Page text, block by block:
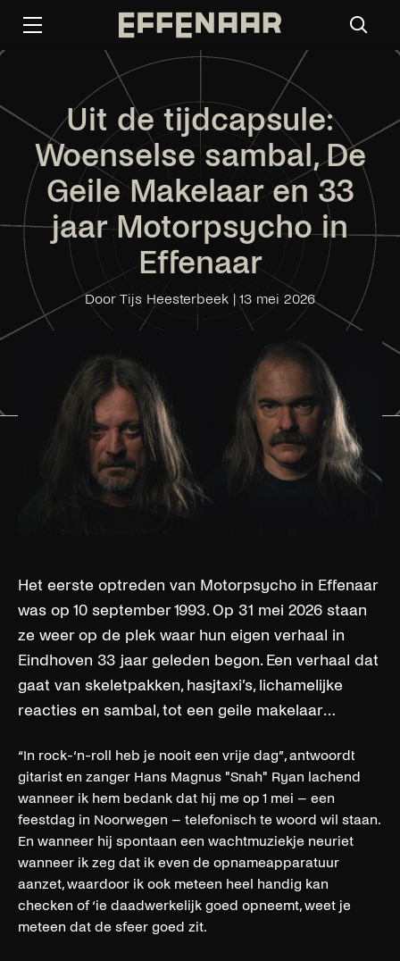
Uit de tijdcapsule:
Woenselse sambal, De
Geile Makelaar en 33
jaar Motorpsycho in
Effenaar
Door Tijs Heesterbeek |13 mei 2026
Het eerste optreden van Motorpsycho in Effenaar
was op 10 september 1993. Op 31 mei 2026 staan
ze weer op de plek waar hun eigen verhaal in
Eindhoven 33 jaar geleden begon. Een verhaal dat
gaat van skeletpakken, hasjtaxi’s, lichamelijke
reacties en sambal, tot een geile makelaar…
“In rock-‘n-roll heb je nooit een vrije dag”, antwoordt
gitarist en zanger Hans Magnus "Snah" Ryan lachend
wanneer ik hem bedank dat hij me op 1 mei – een
feestdag in Noorwegen – telefonisch te woord wil staan.
En wanneer hij spontaan een wachtmuziekje neuriet
wanneer ik zeg dat ik even de opnameapparatuur
aanzet, waardoor ik ook meteen heel handig kan
checken of ‘ie daadwerkelijk goed opneemt, weet je
meteen dat de sfeer goed zit.